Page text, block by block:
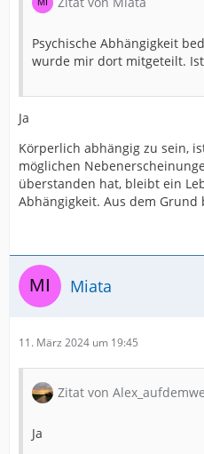
Psychische Abhängigkeit
wurde mir dort mitgeteilt.
Ja
Körperlich abhängig zu sein,
möglichen
überstanden hat, bleibt ein
Abhängigkeit. Aus dem Grund
Miata
11. März 2024 um 19:45
Zitat von
Ja